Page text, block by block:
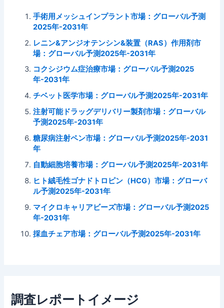
手術用メッシュインプラント市場：グローバル予測
2025年-2031年
レニン&アンジオテンシン&装置（RAS）作用剤市
場：グローバル予測2025年-2031年
コクシジウム症治療市場：グローバル予測2025
年-2031年
チベット医学市場：グローバル予測2025年-2031年
注射可能ドラッグデリバリー製剤市場：グローバル
予測2025年-2031年
糖尿病注射ペン市場：グローバル予測2025年-2031
年
自動細胞培養市場：グローバル予測2025年-2031年
ヒト絨毛性ゴナドトロピン（HCG）市場：グローバ
ル予測2025年-2031年
マイクロキャリアビーズ市場：グローバル予測2025
年-2031年
採血チェア市場：グローバル予測2025年-2031年
調査レポートイメージ